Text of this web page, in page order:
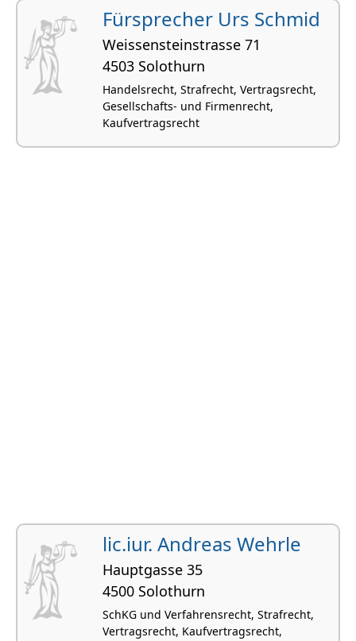
Fürsprecher Urs Schmid
Weissensteinstrasse 71
4503 Solothurn
Handelsrecht, Strafrecht, Vertragsrecht,
Gesellschafts- und Firmenrecht,
Kaufvertragsrecht
lic.iur. Andreas Wehrle
Hauptgasse 35
4500 Solothurn
SchKG und Verfahrensrecht, Strafrecht,
Vertragsrecht, Kaufvertragsrecht,